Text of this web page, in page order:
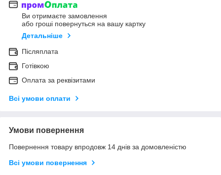
Ви отримаєте замовлення
або гроші повернуться на вашу картку
Детальніше
Післяплата
Готівкою
Оплата за реквізитами
Всі умови оплати
Умови повернення
Повернення товару впродовж 14 днів за домовленістю
Всі умови повернення